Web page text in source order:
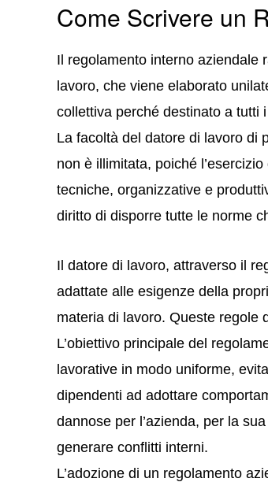
Come Scrivere un
Il regolamento interno aziendale
lavoro, che viene elaborato
collettiva perché destinato a tutti
La facoltà del datore di lavoro di
non è illimitata, poiché
tecniche, organizzative e
diritto di disporre tutte le norme
Il datore di lavoro, attraverso il
adattate alle esigenze della
materia di lavoro. Queste regole
L’obiettivo principale del
lavorative in modo uniforme,
dipendenti ad adottare
dannose per l’azienda, per la
generare conflitti interni.
L’adozione di un regolamento